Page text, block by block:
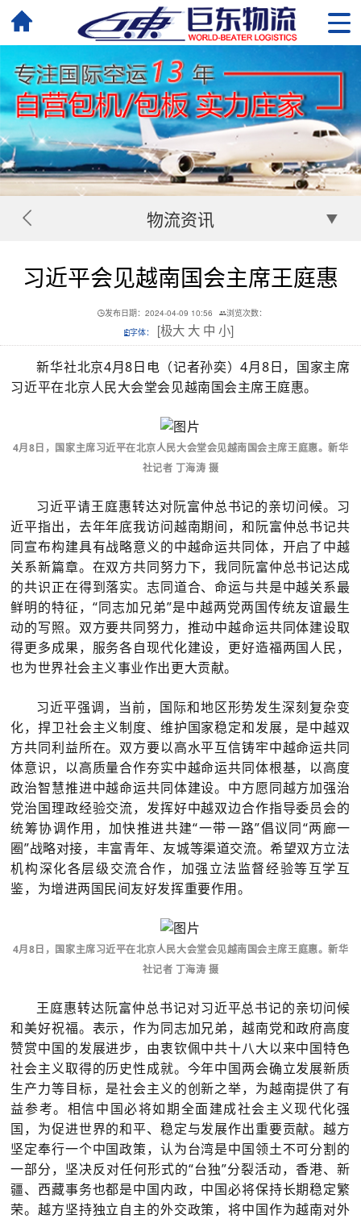
物流资讯
习近平会见越南国会主席王庭惠
发布日期：2024-04-09 10:56
浏览次数：
字体：
[极大 大 中 小]
新华社北京4月8日电（记者孙奕）4月8日，国家主席
习近平在北京人民大会堂会见越南国会主席王庭惠。
4月8日，国家主席习近平在北京人民大会堂会见越南国会主席王庭惠。新华
社记者 丁海涛 摄
习近平请王庭惠转达对阮富仲总书记的亲切问候。习
近平指出，去年年底我访问越南期间，和阮富仲总书记共
同宣布构建具有战略意义的中越命运共同体，开启了中越
关系新篇章。在双方共同努力下，我同阮富仲总书记达成
的共识正在得到落实。志同道合、命运与共是中越关系最
鲜明的特征，“同志加兄弟”是中越两党两国传统友谊最生
动的写照。双方要共同努力，推动中越命运共同体建设取
得更多成果，服务各自现代化建设，更好造福两国人民，
也为世界社会主义事业作出更大贡献。
习近平强调，当前，国际和地区形势发生深刻复杂变
化，捍卫社会主义制度、维护国家稳定和发展，是中越双
方共同利益所在。双方要以高水平互信铸牢中越命运共同
体意识，以高质量合作夯实中越命运共同体根基，以高度
政治智慧推进中越命运共同体建设。中方愿同越方加强治
党治国理政经验交流，发挥好中越双边合作指导委员会的
统筹协调作用，加快推进共建“一带一路”倡议同“两廊一
圈”战略对接，丰富青年、友城等渠道交流。希望双方立法
机构深化各层级交流合作，加强立法监督经验等互学互
鉴，为增进两国民间友好发挥重要作用。
4月8日，国家主席习近平在北京人民大会堂会见越南国会主席王庭惠。新华
社记者 丁海涛 摄
王庭惠转达阮富仲总书记对习近平总书记的亲切问候
和美好祝福。表示，作为同志加兄弟，越南党和政府高度
赞赏中国的发展进步，由衷钦佩中共十八大以来中国特色
社会主义取得的历史性成就。今年中国两会确立发展新质
生产力等目标，是社会主义的创新之举，为越南提供了有
益参考。相信中国必将如期全面建成社会主义现代化强
国，为促进世界的和平、稳定与发展作出重要贡献。越方
坚定奉行一个中国政策，认为台湾是中国领土不可分割的
一部分，坚决反对任何形式的“台独”分裂活动，香港、新
疆、西藏事务也都是中国内政，中国必将保持长期稳定繁
荣。越方坚持独立自主的外交政策，将中国作为越南对外